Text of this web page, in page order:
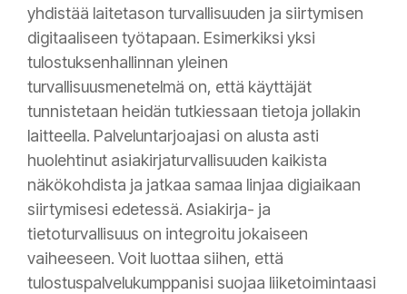
yhdistää laitetason turvallisuuden ja siirtymisen
digitaaliseen työtapaan. Esimerkiksi yksi
tulostuksenhallinnan yleinen
turvallisuusmenetelmä on, että käyttäjät
tunnistetaan heidän tutkiessaan tietoja jollakin
laitteella. Palveluntarjoajasi on alusta asti
huolehtinut asiakirjaturvallisuuden kaikista
näkökohdista ja jatkaa samaa linjaa digiaikaan
siirtymisesi edetessä. Asiakirja- ja
tietoturvallisuus on integroitu jokaiseen
vaiheeseen. Voit luottaa siihen, että
tulostuspalvelukumppanisi suojaa liiketoimintaasi